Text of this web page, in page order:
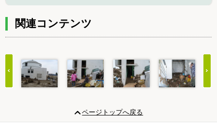
関連コンテンツ
20
ページトップへ戻る